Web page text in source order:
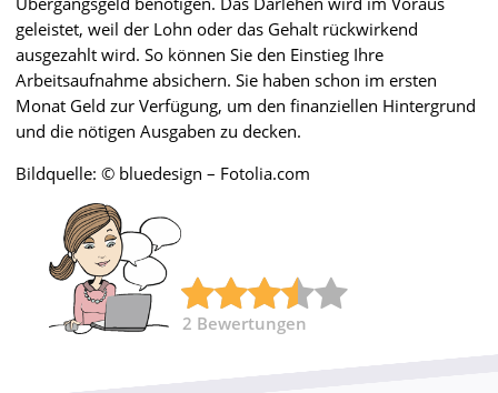
geleistet, weil der Lohn oder das Gehalt rückwirkend
ausgezahlt wird. So können Sie den Einstieg Ihre
Arbeitsaufnahme absichern. Sie haben schon im ersten
Monat Geld zur Verfügung, um den finanziellen Hintergrund
und die nötigen Ausgaben zu decken.
Bildquelle: © bluedesign – Fotolia.com
2 Bewertungen